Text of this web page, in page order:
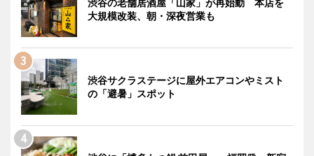
渋谷の老舗居酒屋「山家」が再始動 本店を
大規模改装、朝・深夜営業も
渋谷サクラステージに屋外エアコンやミスト
の「避暑」スポット